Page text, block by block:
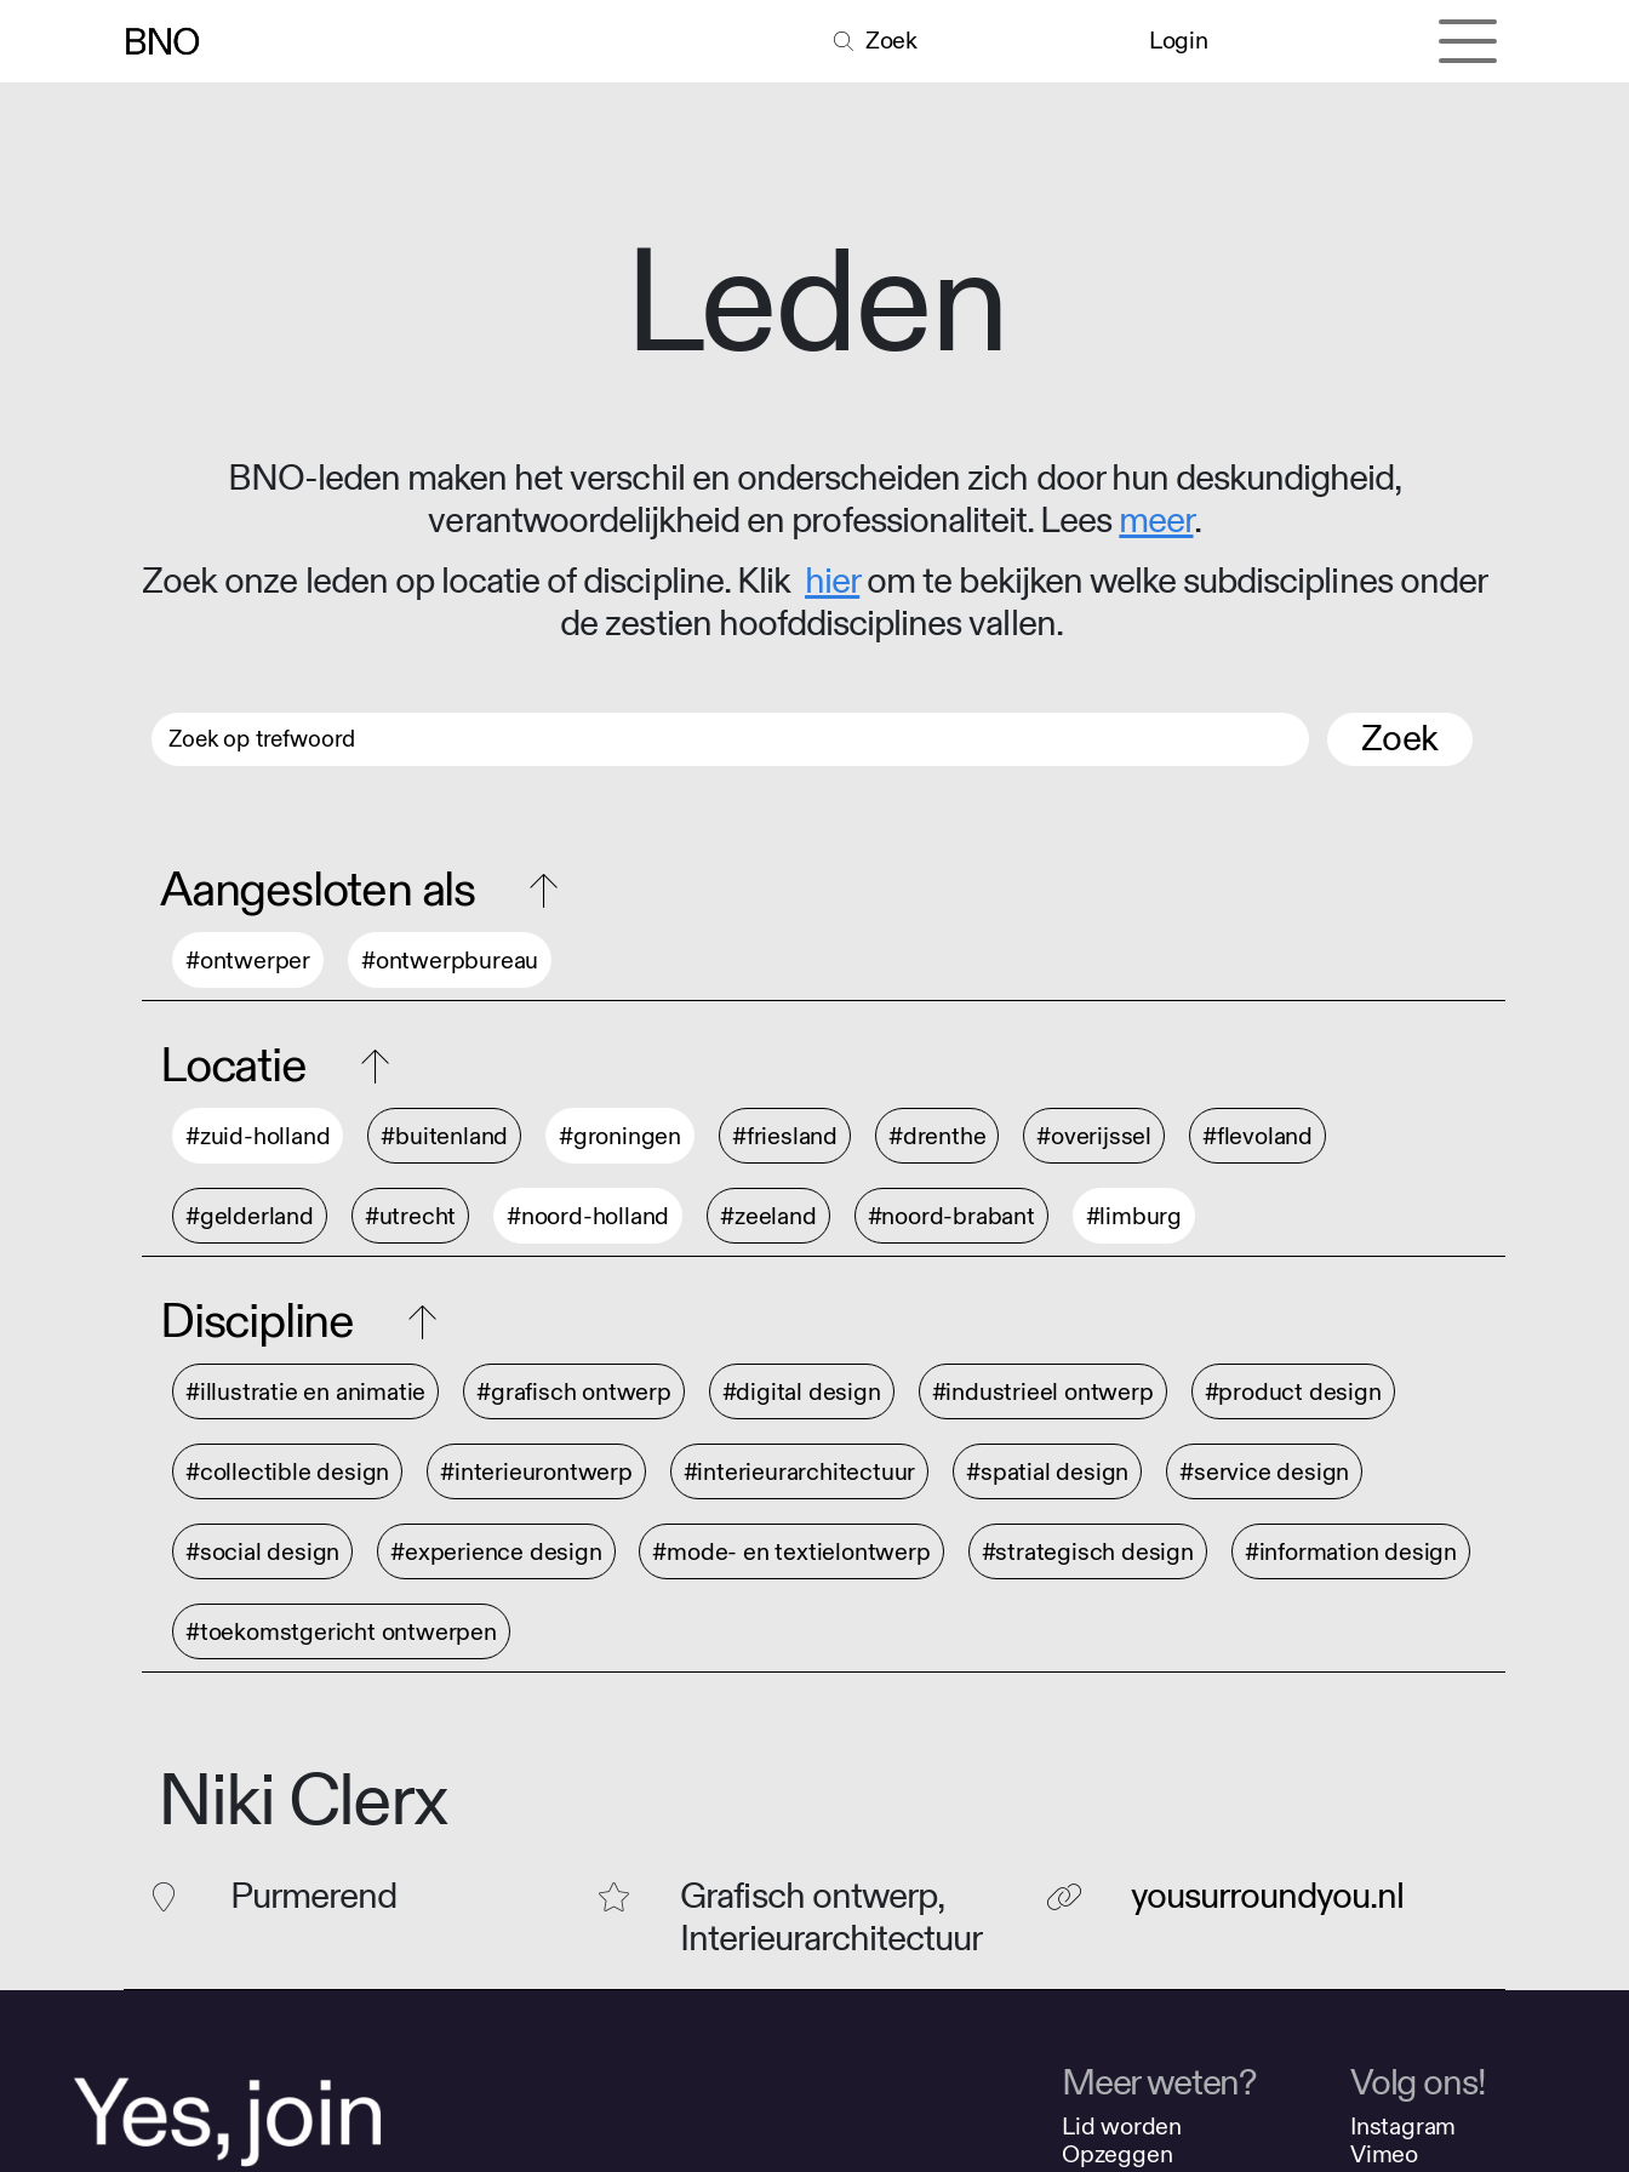
Zoek Login
Leden
BNO-leden maken het verschil en onderscheiden zich door hun deskundigheid,
verantwoordelijkheid en professionaliteit. Leesmeer.
Zoek onze leden op locatie of discipline. Klik hierom te bekijken welke subdisciplines onder
de zestien hoofddisciplines vallen.
Zoek
Aangesloten als
#ontwerper #ontwerpbureau
Locatie
#zuid-holland #buitenland #groningen #friesland #drenthe #overijssel #flevoland
#gelderland #utrecht #noord-holland #zeeland #noord-brabant #limburg
Discipline
#illustratie en animatie #grafisch ontwerp #digital design #industrieel ontwerp #product design
#collectible design #interieurontwerp #interieurarchitectuur #spatial design #service design
#social design #experience design #mode- en textielontwerp #strategisch design #information design
#toekomstgericht ontwerpen
Niki Clerx
Purmerend
Grafisch ontwerp,
Interieurarchitectuur
yousurroundyou.nl
Meer weten?
Lid worden
Opzeggen
Volg ons!
Instagram
Vimeo